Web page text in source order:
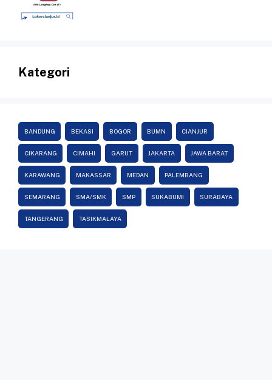
Kategori
BANDUNG BEKASI BOGOR BUMN CIANJUR
CIKARANG CIMAHI GARUT JAKARTA JAWA BARAT
KARAWANG MAKASSAR MEDAN PALEMBANG
SEMARANG SMA/SMK SMP SUKABUMI SURABAYA
TANGERANG TASIKMALAYA